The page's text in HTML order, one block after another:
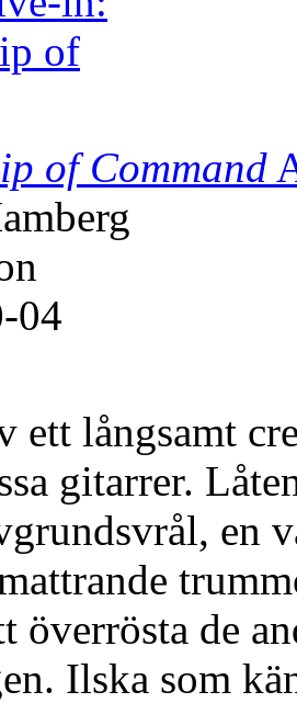
of Command
04
ett långsamt
gitarrer.
en
överrösta de
Ilska som